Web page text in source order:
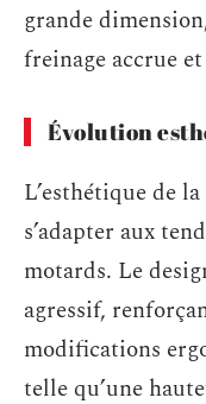
grande
freinage accrue
Évolution
L’esthétique de
s’adapter aux
motards. Le
agressif,
modifications
telle qu’une